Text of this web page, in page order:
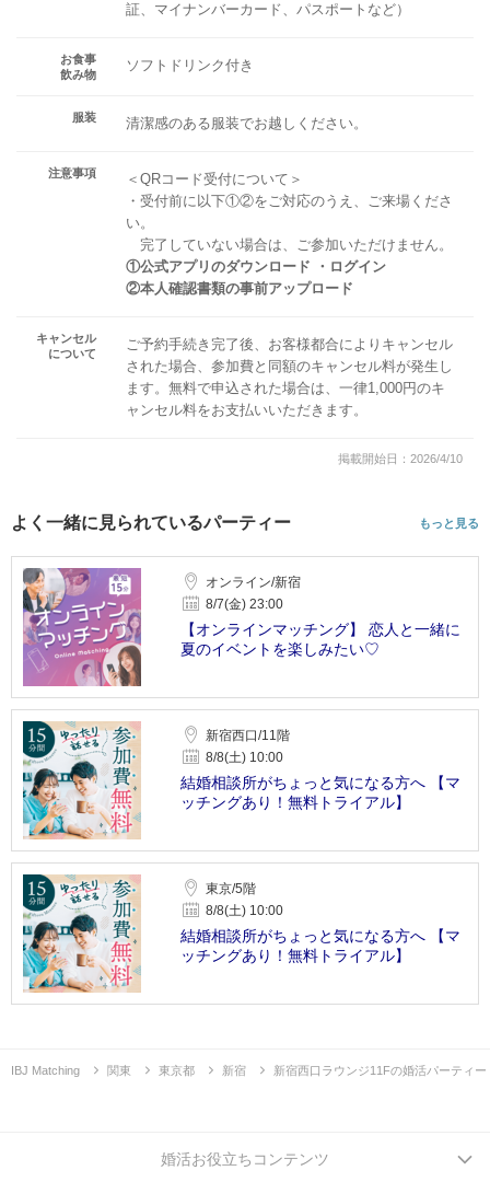
証、マイナンバーカード、パスポートなど）
お食事
飲み物
ソフトドリンク付き
服装 清潔感のある服装でお越しください。
注意事項
＜QRコード受付について＞
・受付前に以下①②をご対応のうえ、ご来場くださ
い。
完了していない場合は、ご参加いただけません。
①公式アプリのダウンロード ・ログイン
②本人確認書類の事前アップロード
キャンセル
について
ご予約手続き完了後、お客様都合によりキャンセル
された場合、参加費と同額のキャンセル料が発生し
ます。無料で申込された場合は、一律1,000円のキ
ャンセル料をお支払いいただきます。
掲載開始日：2026/4/10
よく一緒に見られているパーティー もっと見る
オンライン/新宿
8/7(金) 23:00
【オンラインマッチング】 恋人と一緒に
夏のイベントを楽しみたい♡
新宿西口/11階
8/8(土) 10:00
結婚相談所がちょっと気になる方へ 【マ
ッチングあり！無料トライアル】
東京/5階
8/8(土) 10:00
結婚相談所がちょっと気になる方へ 【マ
ッチングあり！無料トライアル】
IBJ Matching 関東 東京都 新宿 新宿西口ラウンジ11Fの婚活パーティー
婚活お役立ちコンテンツ